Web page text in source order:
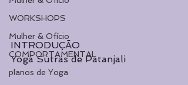
WORKSHOPS
Mulher & Ofício
COMPORTAMENTAL
planos de Yoga
INTRODUÇÃO
Yoga Sutras de Patanjali